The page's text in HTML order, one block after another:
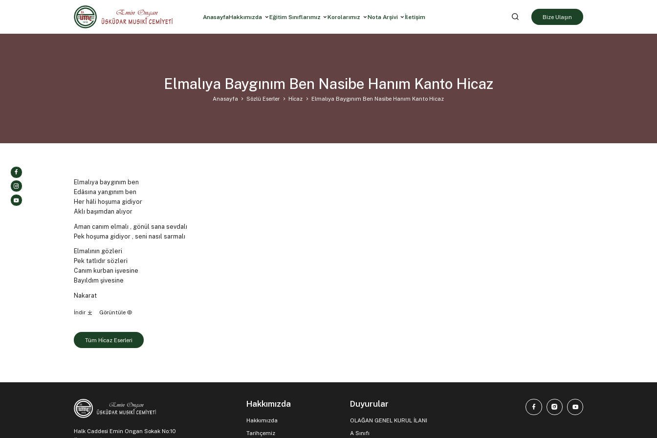
AnasayfaHakkımızda Eğitim Sınıflarımız Korolarımız Nota Arşivi İletişim Bize Ulaşın
Elmalıya Baygınım Ben Nasibe Hanım Kanto Hicaz
Anasayfa Sözlü Eserler Hi̇caz Elmalıya Baygınım Ben Nasibe Hanım Kanto Hicaz
Elmalıya baygınım ben
Edâsına yangınım ben
Her hâli hoşuma gidiyor
Aklı başımdan alıyor
Aman canım elmalı , gönül sana sevdalı
Pek hoşuma gidiyor , seni nasıl sarmalı
Elmalının gözleri
Pek tatlıdır sözleri
Canım kurban işvesine
Bayıldım şivesine
Nakarat
İndir Görüntüle
Tüm Hi̇caz Eserleri
Halk Caddesi Emin Ongan Sokak No:10
Hakkımızda
Hakkımızda
Tarihçemiz
Duyurular
OLAĞAN GENEL KURUL İLANI
A Sınıfı